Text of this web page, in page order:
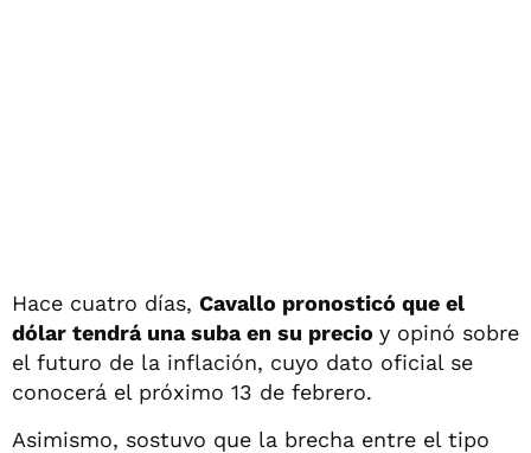
Hace cuatro días, Cavallo pronosticó que el
dólar tendrá una suba en su precio y opinó sobre
el futuro de la inflación, cuyo dato oficial se
conocerá el próximo 13 de febrero.
Asimismo, sostuvo que la brecha entre el tipo